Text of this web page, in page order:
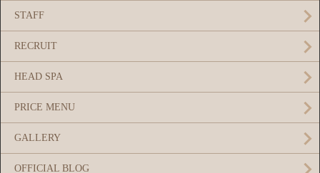
STAFF
RECRUIT
HEAD SPA
PRICE MENU
GALLERY
OFFICIAL BLOG